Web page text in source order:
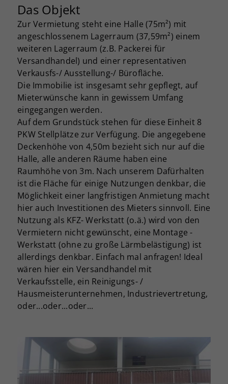
Das Objekt
Zur Vermietung steht eine Halle (75m²) mit
angeschlossenem Lagerraum (37,59m²) einem
weiteren Lagerraum (z.B. Packerei für
Versandhandel) und einer representativen
Verkausfs-/ Ausstellung-/ Bürofläche.
Die Immobilie ist insgesamt sehr gepflegt, auf
Mieterwünsche kann in gewissem Umfang
eingegangen werden.
Auf dem Grundstück stehen für diese Einheit 8
PKW Stellplätze zur Verfügung. Die angegebene
Deckenhöhe von 4,50m bezieht sich nur auf die
Halle, alle anderen Räume haben eine
Raumhöhe von 3m. Nach unserem Dafürhalten
ist die Fläche für einige Nutzungen denkbar, die
Möglichkeit einer langfristigen Anmietung macht
hier auch Investitionen des Mieters sinnvoll. Eine
Nutzung als KFZ- Werkstatt (o.ä.) wird von den
Vermietern nicht gewünscht, eine Montage -
Werkstatt (ohne zu große Lärmbelästigung) ist
allerdings denkbar. Einfach mal anfragen! Ideal
wären hier ein Versandhandel mit
Verkaufsstelle, ein Reinigungs- /
Hausmeisterunternehmen, Industrievertretung,
oder...oder...oder...